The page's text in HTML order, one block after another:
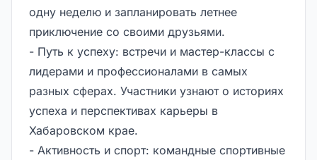
одну неделю и запланировать летнее
приключение со своими друзьями.
- Путь к успеху: встречи и мастер-классы с
лидерами и профессионалами в самых
разных сферах. Участники узнают о историях
успеха и перспективах карьеры в
Хабаровском крае.
- Активность и спорт: командные спортивные